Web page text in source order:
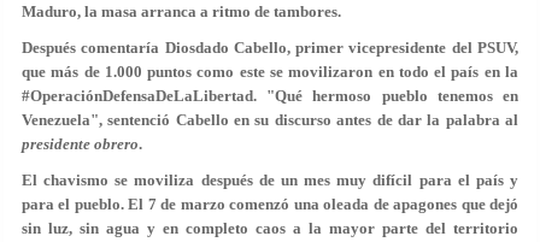
Maduro, la masa arranca a ritmo de tambores.
Después comentaría Diosdado Cabello, primer vicepresidente del PSUV,
que más de 1.000 puntos como este se movilizaron en todo el país en la
#OperaciónDefensaDeLaLibertad. "Qué hermoso pueblo tenemos en
Venezuela", sentenció Cabello en su discurso antes de dar la palabra al
presidente obrero.
El chavismo se moviliza después de un mes muy difícil para el país y
para el pueblo. El 7 de marzo comenzó una oleada de apagones que dejó
sin luz, sin agua y en completo caos a la mayor parte del territorio